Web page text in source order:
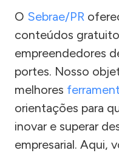
O Sebrae/PR
conteúdos
empreendedores
portes. Nosso
melhores
orientações para
inovar e superar
empresarial. Aqui,